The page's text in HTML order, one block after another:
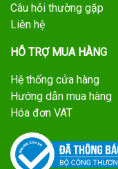
Câu hỏi thường gặp
Liên hệ
HỖ TRỢ MUA HÀNG
Hệ thống cửa hàng
Hướng dẫn mua hàng
Hóa đơn VAT